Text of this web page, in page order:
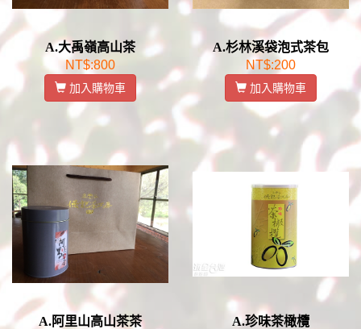
A.大禹嶺高山茶
NT$:800
加入購物車
A.杉林溪袋泡式茶包
NT$:200
加入購物車
A.阿里山高山茶茶
A.珍味茶橄欖